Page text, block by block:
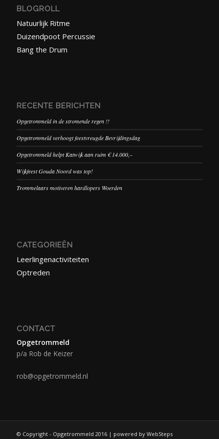
BLOGROLL
Natuurlijk Ritme
Duizendpoot Percussie
Bang the Drum
RECENTE BERICHTEN
Opgetrommeld in de stromende regen !!
Opgetrommeld verhoogt feestvreugde Bevrijdingsdag
Opgetrommeld helpt Katwijk aan ruim € 14.000,–
Wijkfeest Gouda Noord was top!
Trommelaars motiveren hardlopers Woerden
CATEGORIEËN
Leerlingenactiviteiten
Optreden
CONTACT
Opgetrommeld
p/a Rob de Keizer
rob@opgetrommeld.nl
© Copyright - Opgetrommeld 2016 | powered by WebSteps